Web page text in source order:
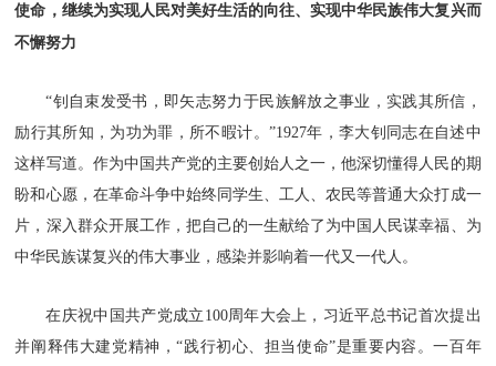
使命，继续为实现人民对美好生活的向往、实现中华民族伟大复兴而
不懈努力
“钊自束发受书，即矢志努力于民族解放之事业，实践其所信，
励行其所知，为功为罪，所不暇计。”1927年，李大钊同志在自述中
这样写道。作为中国共产党的主要创始人之一，他深切懂得人民的期
盼和心愿，在革命斗争中始终同学生、工人、农民等普通大众打成一
片，深入群众开展工作，把自己的一生献给了为中国人民谋幸福、为
中华民族谋复兴的伟大事业，感染并影响着一代又一代人。
在庆祝中国共产党成立100周年大会上，习近平总书记首次提出
并阐释伟大建党精神，“践行初心、担当使命”是重要内容。一百年